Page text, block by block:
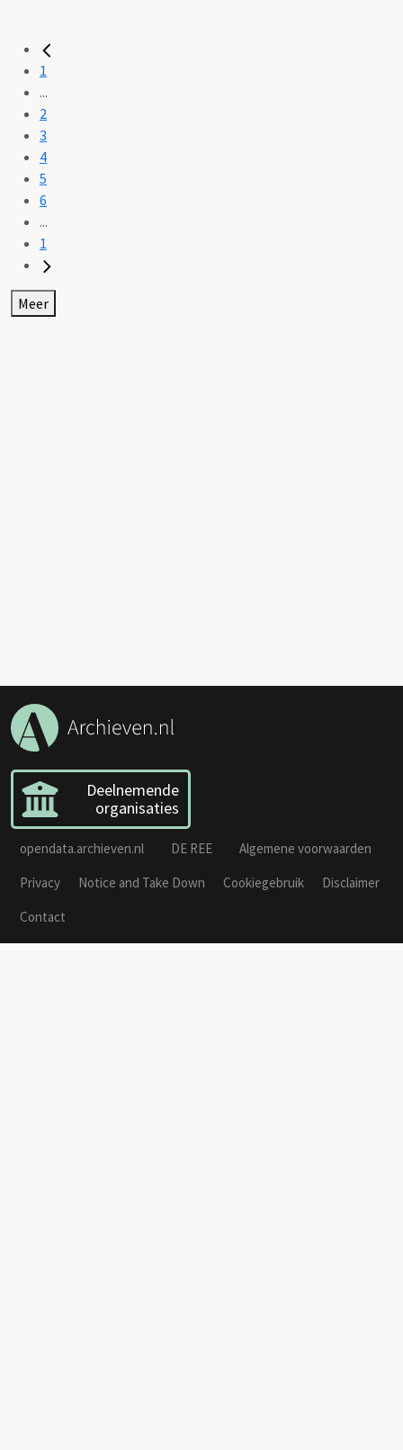
1
...
2
3
4
5
6
...
1
Meer
Deelnemende
organisaties
opendata.archieven.nl DE REE
Algemene voorwaarden
Privacy
Notice and Take Down Cookiegebruik
Disclaimer
Contact